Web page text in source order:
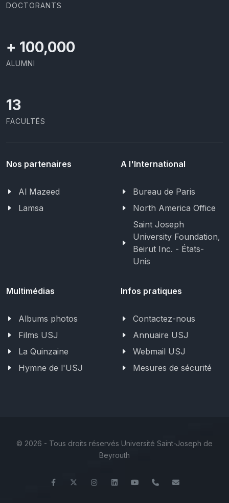
DOCTORANTS
+ 100,000
ALUMNI
13
FACULTÉS
Nos partenaires
Al Mazeed
Lamsa
A l'International
Bureau de Paris
North America Office
Saint Joseph
University Foundation,
Beirut Inc. - États-
Unis
Multimédias
Albums photos
Films USJ
La Quinzaine
Hymne de l'USJ
Infos pratiques
Contactez-nous
Annuaire USJ
Webmail USJ
Mesures de sécurité
© 2026 - Tous droits réservés Université Saint-Joseph de
Beyrouth
FacebookTwitter InstagramLinkedInYouTube+961 (1) 421 581